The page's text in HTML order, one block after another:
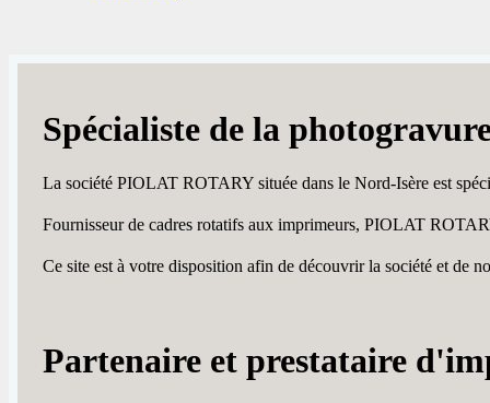
Spécialiste de la
La société PIOLAT ROTARY située dans le Nord-Isère est
Fournisseur de cadres rotatifs aux imprimeurs, PIOLAT
Ce site est à votre disposition afin de découvrir la société et de
Partenaire et prestataire